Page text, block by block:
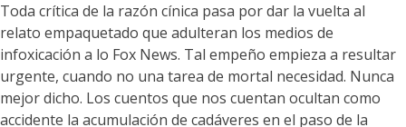
Toda crítica de la razón cínica pasa por dar la vuelta al
relato empaquetado que adulteran los medios de
infoxicación a lo Fox News. Tal empeño empieza a resultar
urgente, cuando no una tarea de mortal necesidad. Nunca
mejor dicho. Los cuentos que nos cuentan ocultan como
accidente la acumulación de cadáveres en el paso de la